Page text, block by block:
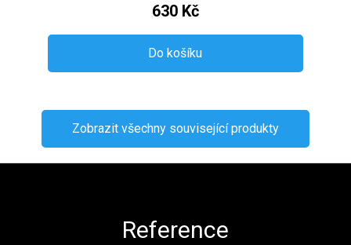
630 Kč
Do košíku
Zobrazit všechny související produkty
Reference